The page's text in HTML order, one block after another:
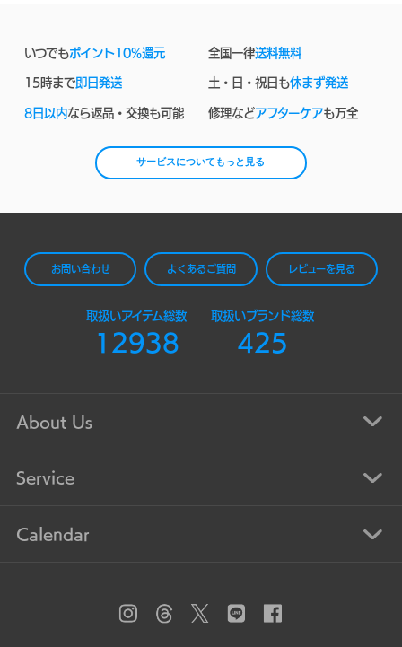
いつでもポイント10%還元 全国一律送料無料
15時まで即日発送 土・日・祝日も休まず発送
8日以内なら返品・交換も可能 修理などアフターケアも万全
サービスについてもっと見る
お問い合わせ よくあるご質問 レビューを見る
取扱いアイテム総数
12938
取扱いブランド総数
425
About Us
Service
Calendar